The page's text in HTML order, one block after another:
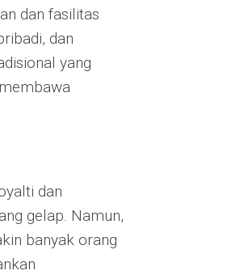
dan fasilitas
dan
yang
dan
gelap. Namun,
banyak orang